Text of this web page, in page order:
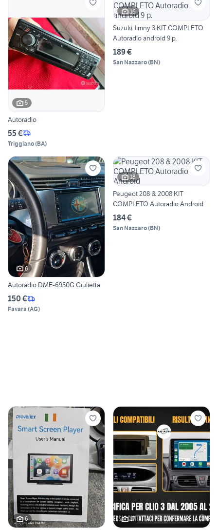
5
Autoradio
55 €
Triggiano(BA)
16
Suzuki Jimny 3 KIT COMPLETO
Autoradio android 9 p.
189 €
San Nazzaro(BN)
6
Autoradio DME-6950G Giulietta
150 €
Favara (AG)
18
Peugeot 208 & 2008 KIT
COMPLETO Autoradio Android
184 €
San Nazzaro(BN)
6 17